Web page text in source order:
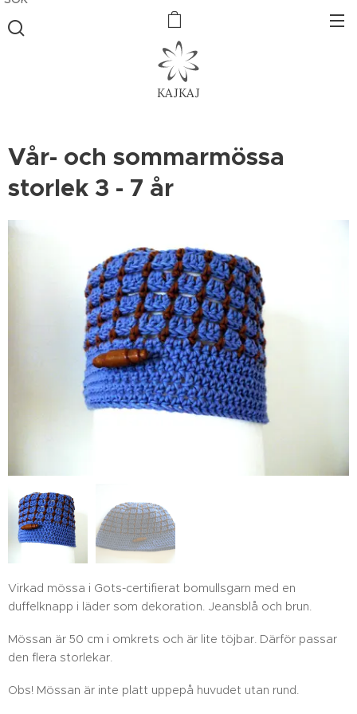
KAJKAJ
Vår- och sommarmössa
storlek 3 - 7 år
Virkad mössa i Gots-certifierat bomullsgarn med en
duffelknapp i läder som dekoration. Jeansblå och brun.
Mössan är 50 cm i omkrets och är lite töjbar. Därför passar
den flera storlekar.
Obs! Mössan är inte platt uppepå huvudet utan rund.